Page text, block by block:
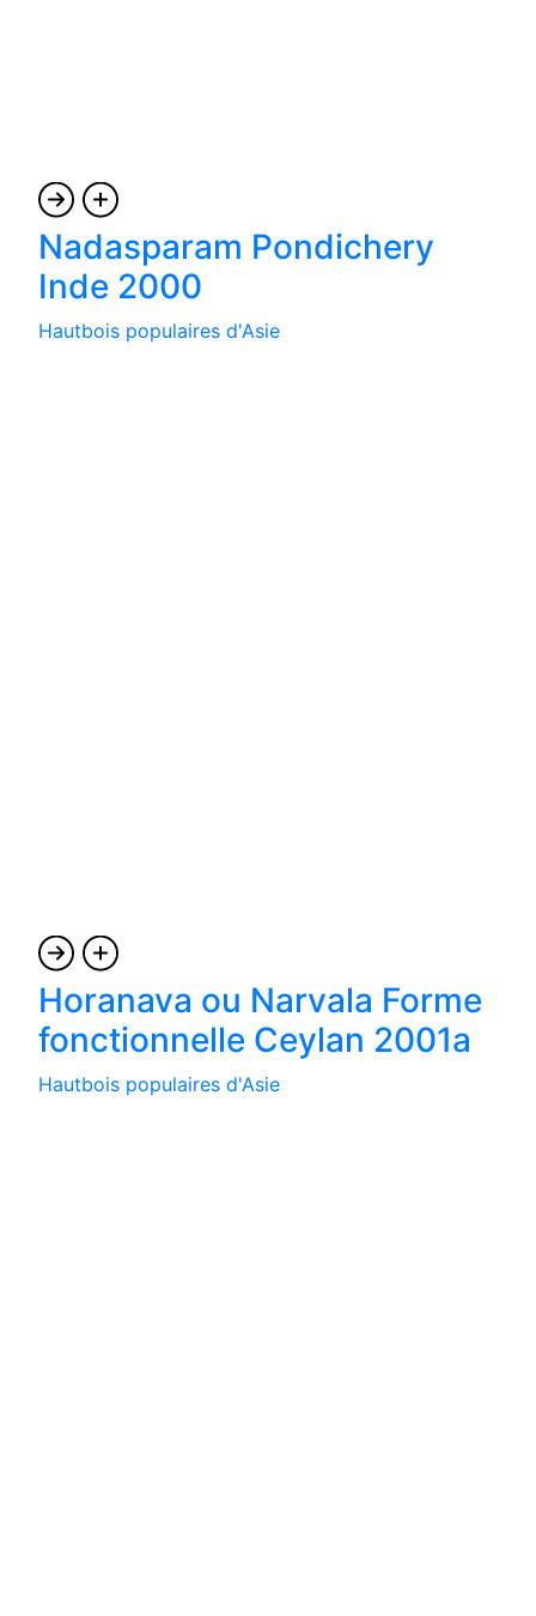
Nadasparam Pondichery
Inde 2000
Hautbois populaires d'Asie
Horanava ou Narvala Forme
fonctionnelle Ceylan 2001a
Hautbois populaires d'Asie